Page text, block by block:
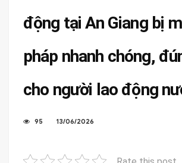
động tại An Giang bị
pháp nhanh chóng,
cho người lao động
95 13/06/2026